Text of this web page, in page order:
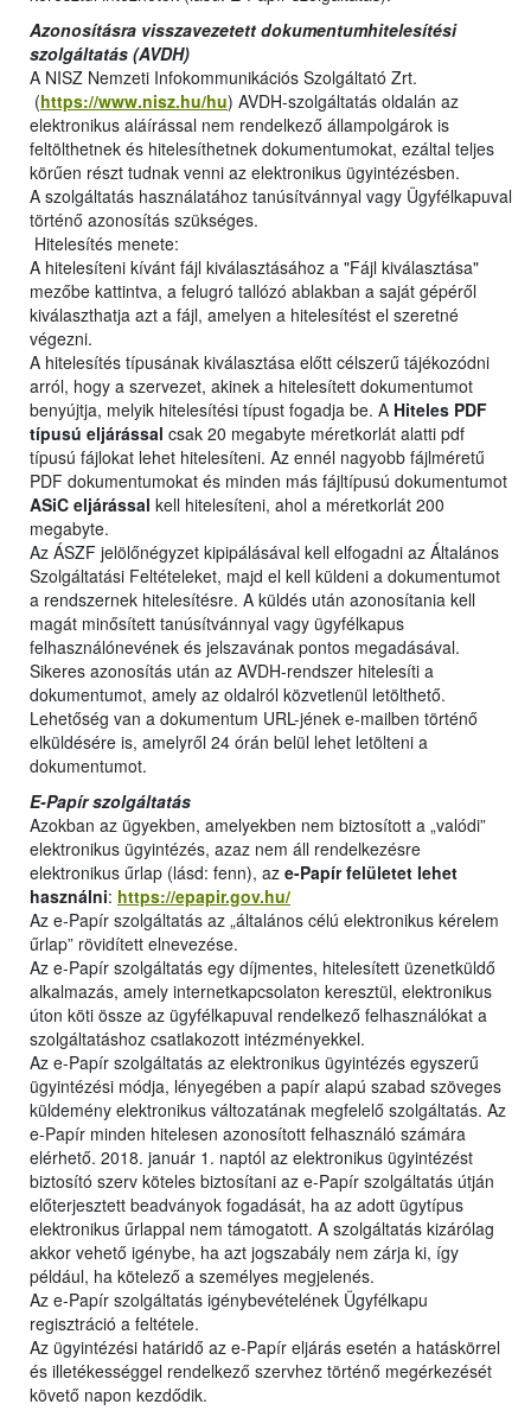
Azonosításra visszavezetett dokumentumhitelesítési
szolgáltatás (AVDH)
A NISZ Nemzeti Infokommunikációs Szolgáltató Zrt.
(https://www.nisz.hu/hu) AVDH-szolgáltatás oldalán az
elektronikus aláírással nem rendelkező állampolgárok is
feltölthetnek és hitelesíthetnek dokumentumokat, ezáltal teljes
körűen részt tudnak venni az elektronikus ügyintézésben.
A szolgáltatás használatához tanúsítvánnyal vagy Ügyfélkapuval
történő azonosítás szükséges.
Hitelesítés menete:
A hitelesíteni kívánt fájl kiválasztásához a "Fájl kiválasztása"
mezőbe kattintva, a felugró tallózó ablakban a saját gépéről
kiválaszthatja azt a fájl, amelyen a hitelesítést el szeretné
végezni.
A hitelesítés típusának kiválasztása előtt célszerű tájékozódni
arról, hogy a szervezet, akinek a hitelesített dokumentumot
benyújtja, melyik hitelesítési típust fogadja be. A Hiteles PDF
típusú eljárással csak 20 megabyte méretkorlát alatti pdf
típusú fájlokat lehet hitelesíteni. Az ennél nagyobb fájlméretű
PDF dokumentumokat és minden más fájltípusú dokumentumot
ASiC eljárással kell hitelesíteni, ahol a méretkorlát 200
megabyte.
Az ÁSZF jelölőnégyzet kipipálásával kell elfogadni az Általános
Szolgáltatási Feltételeket, majd el kell küldeni a dokumentumot
a rendszernek hitelesítésre. A küldés után azonosítania kell
magát minősített tanúsítvánnyal vagy ügyfélkapus
felhasználónevének és jelszavának pontos megadásával.
Sikeres azonosítás után az AVDH-rendszer hitelesíti a
dokumentumot, amely az oldalról közvetlenül letölthető.
Lehetőség van a dokumentum URL-jének e-mailben történő
elküldésére is, amelyről 24 órán belül lehet letölteni a
dokumentumot.
E-Papír szolgáltatás
Azokban az ügyekben, amelyekben nem biztosított a „valódi”
elektronikus ügyintézés, azaz nem áll rendelkezésre
elektronikus űrlap (lásd: fenn), az e-Papír felületet lehet
használni: https://epapir.gov.hu/
Az e-Papír szolgáltatás az „általános célú elektronikus kérelem
űrlap” rövidített elnevezése.
Az e-Papír szolgáltatás egy díjmentes, hitelesített üzenetküldő
alkalmazás, amely internetkapcsolaton keresztül, elektronikus
úton köti össze az ügyfélkapuval rendelkező felhasználókat a
szolgáltatáshoz csatlakozott intézményekkel.
Az e-Papír szolgáltatás az elektronikus ügyintézés egyszerű
ügyintézési módja, lényegében a papír alapú szabad szöveges
küldemény elektronikus változatának megfelelő szolgáltatás. Az
e-Papír minden hitelesen azonosított felhasználó számára
elérhető. 2018. január 1. naptól az elektronikus ügyintézést
biztosító szerv köteles biztosítani az e-Papír szolgáltatás útján
előterjesztett beadványok fogadását, ha az adott ügytípus
elektronikus űrlappal nem támogatott. A szolgáltatás kizárólag
akkor vehető igénybe, ha azt jogszabály nem zárja ki, így
például, ha kötelező a személyes megjelenés.
Az e-Papír szolgáltatás igénybevételének Ügyfélkapu
regisztráció a feltétele.
Az ügyintézési határidő az e-Papír eljárás esetén a hatáskörrel
és illetékességgel rendelkező szervhez történő megérkezését
követő napon kezdődik.